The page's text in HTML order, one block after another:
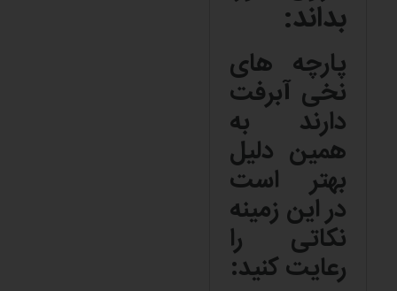
بداند:
پارچه های
نخی آبرفت
دارند به
همین دلیل
بهتر است
در این زمینه
نکاتی را
رعایت کنید: